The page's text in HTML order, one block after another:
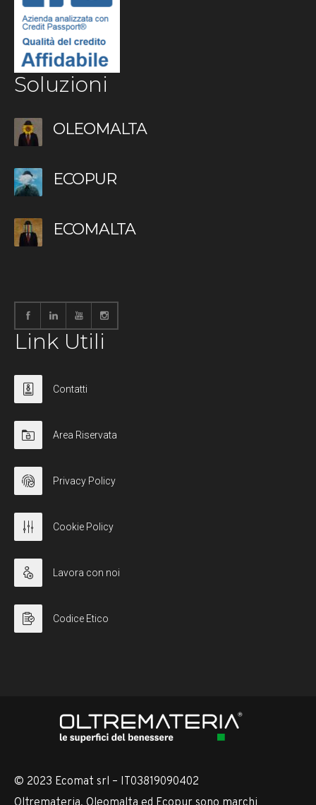
Soluzioni
OLEOMALTA
ECOPUR
ECOMALTA
Link Utili
Contatti
Area Riservata
Privacy Policy
Cookie Policy
Lavora con noi
Codice Etico
© 2023 Ecomat srl – IT03819090402